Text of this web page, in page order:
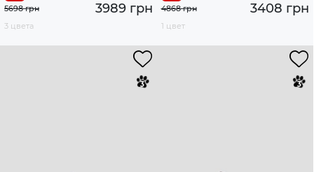
3989 грн
5698 грн
3 цвета
3408 грн
4868 грн
1 цвет